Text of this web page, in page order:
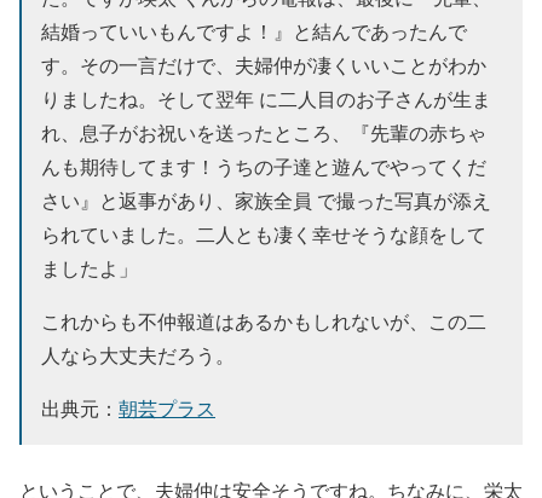
結婚っていいもんですよ！』と結んであったんで
す。その一言だけで、夫婦仲が凄くいいことがわか
りましたね。そして翌年 に二人目のお子さんが生ま
れ、息子がお祝いを送ったところ、『先輩の赤ちゃ
んも期待してます！うちの子達と遊んでやってくだ
さい』と返事があり、家族全員 で撮った写真が添え
られていました。二人とも凄く幸せそうな顔をして
ましたよ」
これからも不仲報道はあるかもしれないが、この二
人なら大丈夫だろう。
出典元： 朝芸プラス
ということで、夫婦仲は安全そうですね。ちなみに、栄太